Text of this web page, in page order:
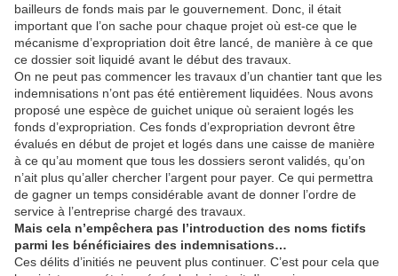
bailleurs de fonds mais par le gouvernement. Donc, il était
important que l’on sache pour chaque projet où est-ce que le
mécanisme d’expropriation doit être lancé, de manière à ce que
ce dossier soit liquidé avant le début des travaux.
On ne peut pas commencer les travaux d’un chantier tant que les
indemnisations n’ont pas été entièrement liquidées. Nous avons
proposé une espèce de guichet unique où seraient logés les
fonds d’expropriation. Ces fonds d’expropriation devront être
évalués en début de projet et logés dans une caisse de manière
à ce qu’au moment que tous les dossiers seront validés, qu’on
n’ait plus qu’aller chercher l’argent pour payer. Ce qui permettra
de gagner un temps considérable avant de donner l’ordre de
service à l’entreprise chargé des travaux.
Mais cela n’empêchera pas l’introduction des noms fictifs
parmi les bénéficiaires des indemnisations…
Ces délits d’initiés ne peuvent plus continuer. C’est pour cela que